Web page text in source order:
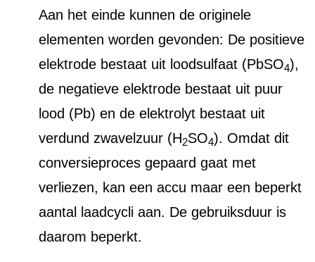
Aan het einde kunnen de originele
elementen worden gevonden: De positieve
elektrode bestaat uit loodsulfaat (PbSO4),
de negatieve elektrode bestaat uit puur
lood (Pb) en de elektrolyt bestaat uit
verdund zwavelzuur (H2SO4). Omdat dit
conversieproces gepaard gaat met
verliezen, kan een accu maar een beperkt
aantal laadcycli aan. De gebruiksduur is
daarom beperkt.